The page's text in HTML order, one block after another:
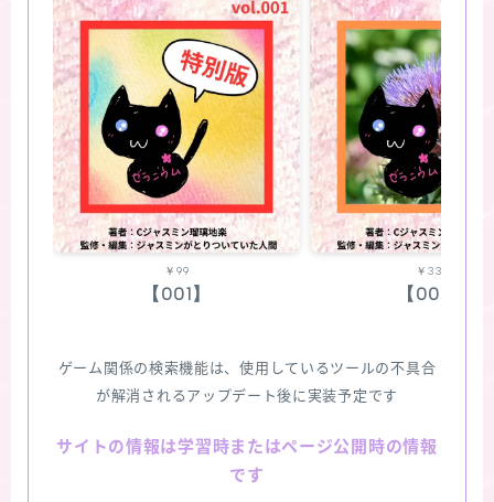
￥99
【001】
￥330
【002】
ゲーム関係の検索機能は、使用しているツールの不具合
が解消されるアップデート後に実装予定です
サイトの情報は学習時またはページ公開時の情報
です